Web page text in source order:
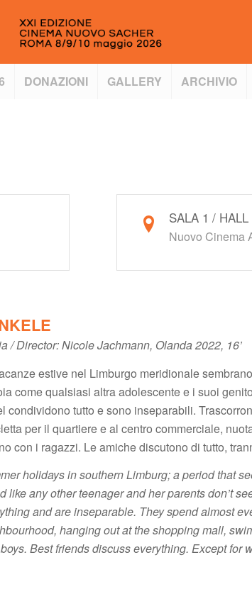
DONAZIONI GALLERY ARCHIVIO
SALA 1 / HALL
Nuovo Cinema
/ Director: Nicole Jachmann, Olanda 2022, 16’
estive nel Limburgo meridionale
come qualsiasi altra adolescente e i suoi
condividono tutto e sono inseparabili.
per il quartiere e al centro commerciale,
con i ragazzi. Le amiche discutono di tutto,
holidays in southern Limburg; a period that
like any other teenager and her parents don’t
and are inseparable. They spend almost
hanging out at the shopping mall,
Best friends discuss everything. Except for